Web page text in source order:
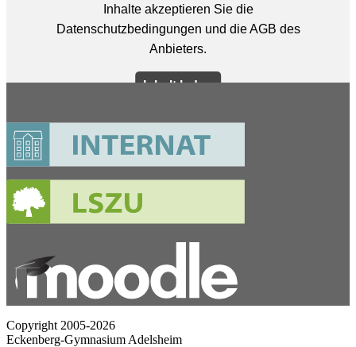
Copyright 2005-2026
Eckenberg-Gymnasium Adelsheim